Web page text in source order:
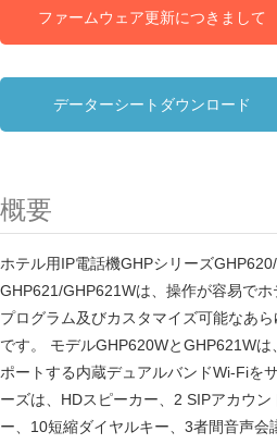
ファームウェア更新につきまして
データーシートダウンロード
概要
ホテル用IP電話機GHPシリーズ
GHP621/GHP621Wは、操作が容易で
プログラム及びカスタマイズ可能なあ
です。 モデルGHP620WとGHP621W
ポートする内蔵デュアルバンドWi-Fiを
ーズは、HDスピーカー、2 SIPアカウ
ー、10短縮ダイヤルキー、3者間音声会